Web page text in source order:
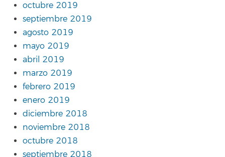
octubre 2019
septiembre 2019
agosto 2019
mayo 2019
abril 2019
marzo 2019
febrero 2019
enero 2019
diciembre 2018
noviembre 2018
octubre 2018
septiembre 2018